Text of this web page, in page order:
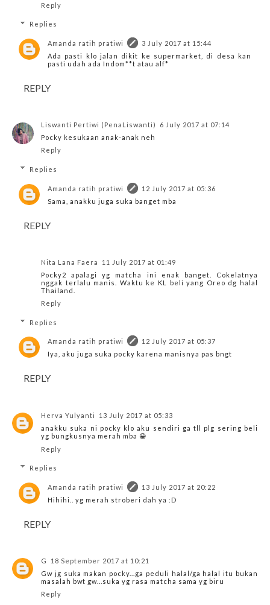
Reply
Replies
Amanda ratih pratiwi
3 July 2017 at 15:44
Ada pasti klo jalan dikit ke supermarket, di desa kan
pasti udah ada Indom**t atau alf*
REPLY
Liswanti Pertiwi (PenaLiswanti)
6 July 2017 at 07:14
Pocky kesukaan anak-anak neh
Reply
Replies
Amanda ratih pratiwi
12 July 2017 at 05:36
Sama, anakku juga suka banget mba
REPLY
Nita Lana Faera
11 July 2017 at 01:49
Pocky2 apalagi yg matcha ini enak banget. Cokelatnya
nggak terlalu manis. Waktu ke KL beli yang Oreo dg halal
Thailand.
Reply
Replies
Amanda ratih pratiwi
12 July 2017 at 05:37
Iya, aku juga suka pocky karena manisnya pas bngt
REPLY
Herva Yulyanti
13 July 2017 at 05:33
anakku suka ni pocky klo aku sendiri ga tll plg sering beli
yg bungkusnya merah mba 😁
Reply
Replies
Amanda ratih pratiwi
13 July 2017 at 20:22
Hihihi.. yg merah stroberi dah ya :D
REPLY
G
18 September 2017 at 10:21
Gw jg suka makan pocky...ga peduli halal/ga halal itu bukan
masalah bwt gw...suka yg rasa matcha sama yg biru
Reply